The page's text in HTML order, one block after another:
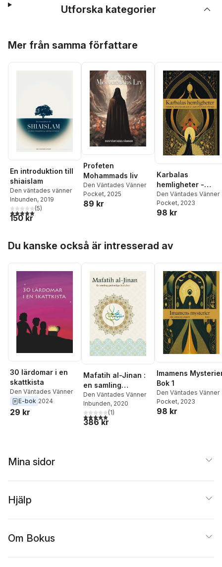
Utforska kategorier
Mer från samma författare
En introduktion till
shiaislam
Den väntades vänner
Inbunden, 2019
5,0utav 5 stjärnor. Totalt antal röster:
(5)
150 kr
Profeten
Mohammads liv
Den Väntades Vänner
Pocket, 2025
89 kr
Karbalas
hemligheter -
Imamens
bok 2
Den Väntades Vänner
Pocket, 2023
98 kr
Du kanske också är intresserad av
30 lärdomar i en
skattkista
Den Väntades Vänner
E-bok 2024
29 kr
Mafatih al-Jinan :
en samling
gudomliga
åkallelser
Den Väntades Vänner
Inbunden, 2020
5,0utav 5 stjärnor. Totalt antal röster:
(1)
386 kr
Imamens
Bok 1
Den Väntades Vänner
Pocket, 2023
98 kr
Mina sidor
Hjälp
Om Bokus